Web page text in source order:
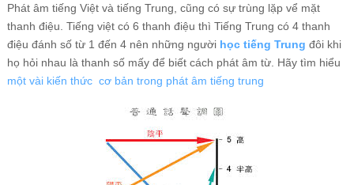
Phát âm tiếng Việt và tiếng Trung, cũng có sự trùng lặp vể mặt
thanh điệu. Tiếng việt có 6 thanh điệu thì Tiếng Trung có 4 thanh
điệu đánh số từ 1 đến 4 nên những người học tiếng Trung đôi khi
họ hỏi nhau là thanh số mấy để biết cách phát âm từ. Hãy tìm hiểu
một vài kiến thức cơ bản trong phát âm tiếng trung